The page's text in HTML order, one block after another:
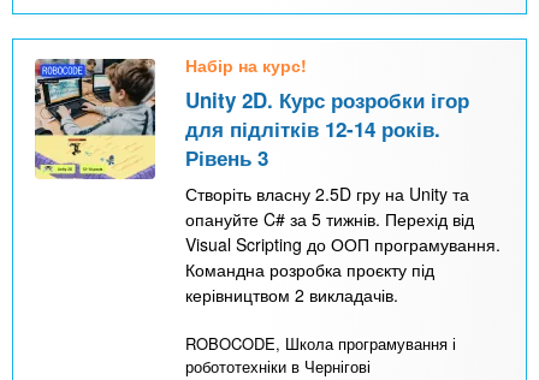
Набір на курс!
Unity 2D. Курс розробки ігор
для підлітків 12-14 років.
Рівень 3
Створіть власну 2.5D гру на Unity та
опануйте C# за 5 тижнів. Перехід від
Visual Scripting до ООП програмування.
Командна розробка проєкту під
керівництвом 2 викладачів.
ROBOCODE, Школа програмування і
робототехніки в Чернігові